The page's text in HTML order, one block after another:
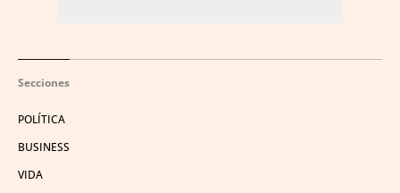
Secciones
POLÍTICA
BUSINESS
VIDA